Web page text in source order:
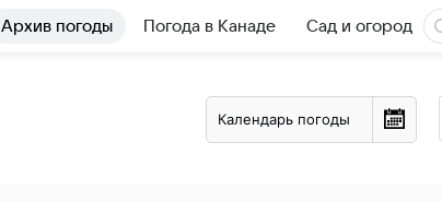
Архив погоды Погода в Канаде Сад и огород
Календарь погоды